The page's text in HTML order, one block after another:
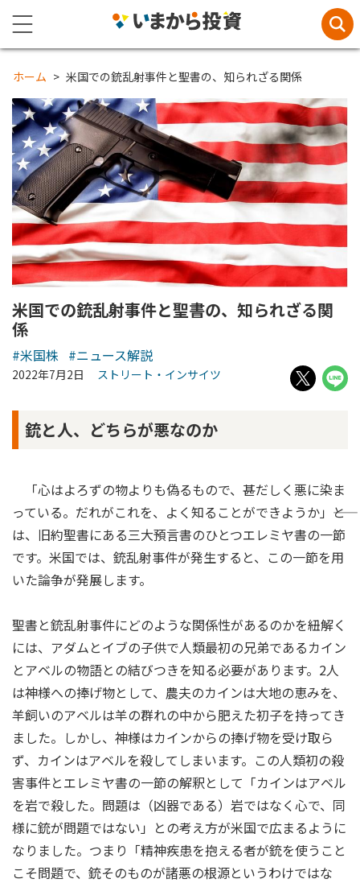
ホーム 米国での銃乱射事件と聖書の、知られざる関係
米国での銃乱射事件と聖書の、知られざる関
係
#米国株 #ニュース解説
2022年7月2日 ストリート・インサイツ
銃と人、どちらが悪なのか
「心はよろずの物よりも偽るもので、甚だしく悪に染ま
っている。だれがこれを、よく知ることができようか」――と
は、旧約聖書にある三大預言書のひとつエレミヤ書の一節
です。米国では、銃乱射事件が発生すると、この一節を用
いた論争が発展します。
聖書と銃乱射事件にどのような関係性があるのかを紐解く
には、アダムとイブの子供で人類最初の兄弟であるカイン
とアベルの物語との結びつきを知る必要があります。2人
は神様への捧げ物として、農夫のカインは大地の恵みを、
羊飼いのアベルは羊の群れの中から肥えた初子を持ってき
ました。しかし、神様はカインからの捧げ物を受け取ら
ず、カインはアベルを殺してしまいます。この人類初の殺
害事件とエレミヤ書の一節の解釈として「カインはアベル
を岩で殺した。問題は（凶器である）岩ではなく心で、同
様に銃が問題ではない」との考え方が米国で広まるように
なりました。つまり「精神疾患を抱える者が銃を使うこと
こそ問題で、銃そのものが諸悪の根源というわけではな